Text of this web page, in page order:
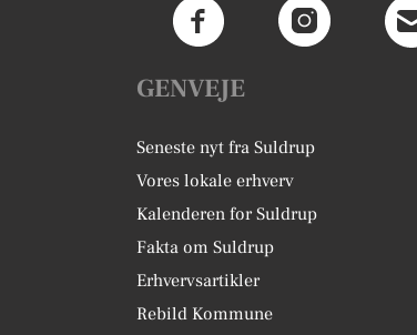
GENVEJE
Seneste nyt fra Suldrup
Vores lokale erhverv
Kalenderen for Suldrup
Fakta om Suldrup
Erhvervsartikler
Rebild Kommune